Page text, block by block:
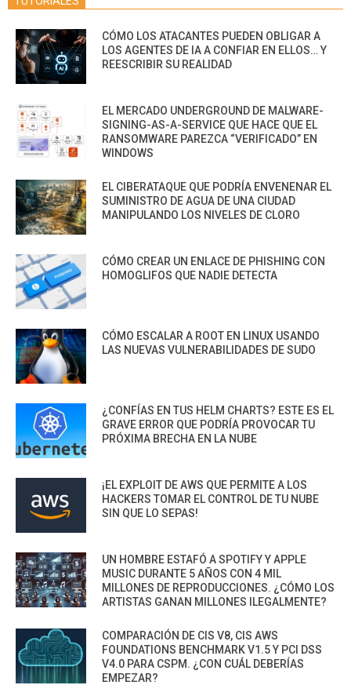
CÓMO LOS ATACANTES PUEDEN OBLIGAR A
LOS AGENTES DE IA A CONFIAR EN ELLOS… Y
REESCRIBIR SU REALIDAD
EL MERCADO UNDERGROUND DE MALWARE-
SIGNING-AS-A-SERVICE QUE HACE QUE EL
RANSOMWARE PAREZCA “VERIFICADO” EN
WINDOWS
EL CIBERATAQUE QUE PODRÍA ENVENENAR EL
SUMINISTRO DE AGUA DE UNA CIUDAD
MANIPULANDO LOS NIVELES DE CLORO
CÓMO CREAR UN ENLACE DE PHISHING CON
HOMOGLIFOS QUE NADIE DETECTA
CÓMO ESCALAR A ROOT EN LINUX USANDO
LAS NUEVAS VULNERABILIDADES DE SUDO
¿CONFÍAS EN TUS HELM CHARTS? ESTE ES EL
GRAVE ERROR QUE PODRÍA PROVOCAR TU
PRÓXIMA BRECHA EN LA NUBE
¡EL EXPLOIT DE AWS QUE PERMITE A LOS
HACKERS TOMAR EL CONTROL DE TU NUBE
SIN QUE LO SEPAS!
UN HOMBRE ESTAFÓ A SPOTIFY Y APPLE
MUSIC DURANTE 5 AÑOS CON 4 MIL
MILLONES DE REPRODUCCIONES. ¿CÓMO LOS
ARTISTAS GANAN MILLONES ILEGALMENTE?
COMPARACIÓN DE CIS V8, CIS AWS
FOUNDATIONS BENCHMARK V1.5 Y PCI DSS
V4.0 PARA CSPM. ¿CON CUÁL DEBERÍAS
EMPEZAR?